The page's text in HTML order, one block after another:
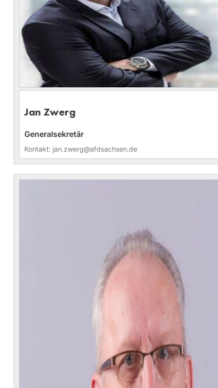
Jan Zwerg
Generalsekretär
Kontakt: jan.zwerg@afdsachsen.de